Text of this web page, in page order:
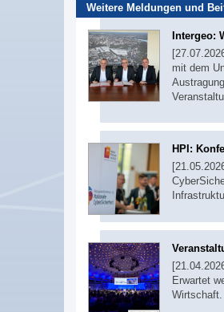
Weitere Meldungen und
Intergeo:
mit dem
HPI:
Erwartet